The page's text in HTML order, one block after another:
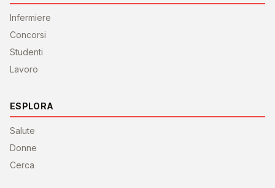
Infermiere
Concorsi
Studenti
Lavoro
ESPLORA
Salute
Donne
Cerca